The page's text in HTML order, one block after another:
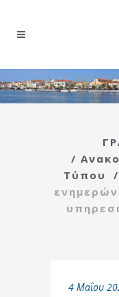
/
Τύπου
/
4 Μαΐου